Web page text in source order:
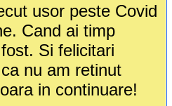
usor peste Covid
Cand ai timp
Si felicitari
nu am retinut
in continuare!